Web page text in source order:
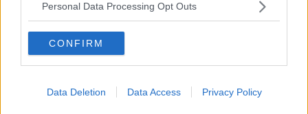
Personal Data Processing Opt Outs
CONFIRM
Data Deletion Data Access Privacy Policy
A stabilirlo una specifica ordinanza del Comune.